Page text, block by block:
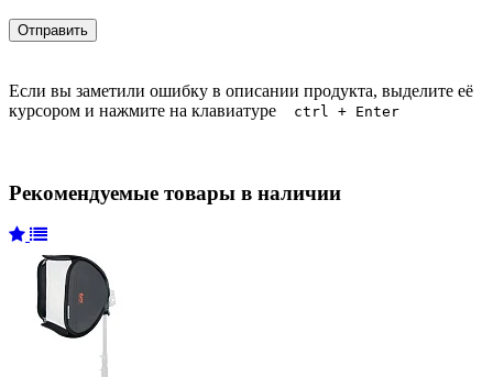
Если вы заметили ошибку в описании продукта, выделите её
курсором и нажмите на клавиатуре
ctrl + Enter
Рекомендуемые товары в наличии